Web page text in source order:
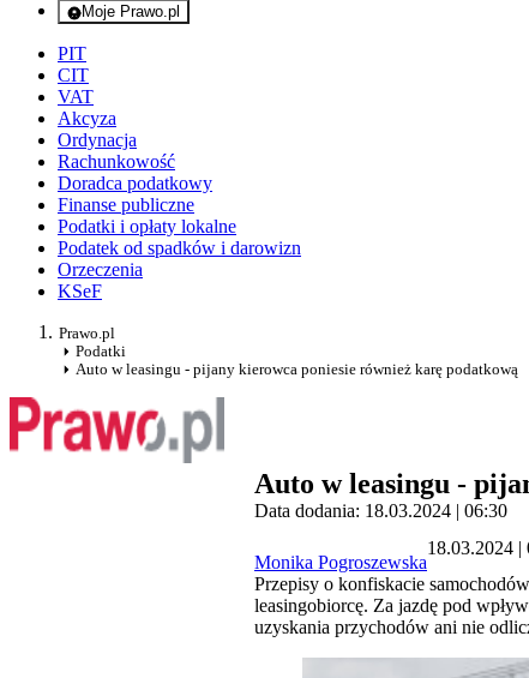
Moje Prawo.pl
- rejestracja i logowanie do serwisu
PIT
CIT
VAT
Akcyza
Ordynacja
Rachunkowość
Doradca podatkowy
Finanse publiczne
Podatki i opłaty lokalne
Podatek od spadków i darowizn
Orzeczenia
KSeF
Prawo.pl
Podatki
Auto w leasingu - pijany kierowca poniesie również karę podatkową
Auto w leasingu -
Data dodania: 18.03.2024 | 06:30
Monika Pogroszewska
18.03.2024 |
Przepisy o konfiskacie
leasingobiorcę. Za jazdę pod
uzyskania przychodów ani nie